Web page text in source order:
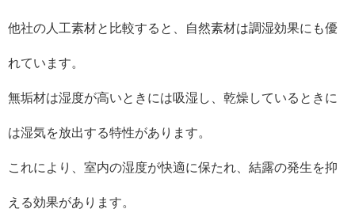
他社の人工素材と比較すると、自然素材は調湿効果にも優
れています。
無垢材は湿度が高いときには吸湿し、乾燥しているときに
は湿気を放出する特性があります。
これにより、室内の湿度が快適に保たれ、結露の発生を抑
える効果があります。